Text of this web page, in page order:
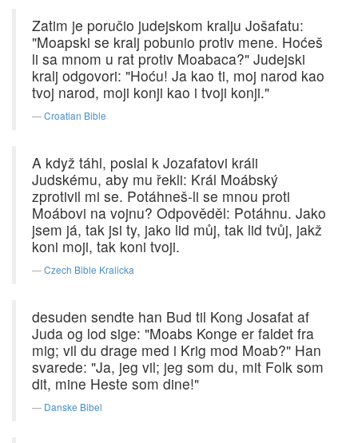
Zatim je poručio judejskom kralju Jošafatu:
"Moapski se kralj pobunio protiv mene. Hoćeš
li sa mnom u rat protiv Moabaca?" Judejski
kralj odgovori: "Hoću! Ja kao ti, moj narod kao
tvoj narod, moji konji kao i tvoji konji."
Croatian Bible
A když táhl, poslal k Jozafatovi králi
Judskému, aby mu řekli: Král Moábský
zprotivil mi se. Potáhneš-li se mnou proti
Moábovi na vojnu? Odpověděl: Potáhnu. Jako
jsem já, tak jsi ty, jako lid můj, tak lid tvůj, jakž
koni moji, tak koni tvoji.
Czech Bible Kralicka
desuden sendte han Bud til Kong Josafat af
Juda og lod sige: "Moabs Konge er faldet fra
mig; vil du drage med i Krig mod Moab?" Han
svarede: "Ja, jeg vil; jeg som du, mit Folk som
dit, mine Heste som dine!"
Danske Bibel